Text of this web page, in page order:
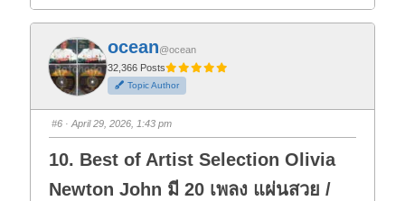
i
f
o
r
t
h
u
m
d
o
n
.
i
o
t
h
u
m
u
p
ocean@ocean
32,366 Posts
Topic Author
#6 · April 29, 2026, 1:43 pm
10. Best of Artist Selection Olivia
Newton John มี 20 เพลง แผ่นสวย /